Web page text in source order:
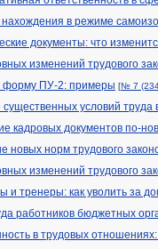
нахождения в режиме
документы: что
изменений трудового
форму ПУ-2: примеры [№ 7
условий труда
кадровых документов по-
новых норм трудового
изменений трудового
и тренеры: как уволить за
работников бюджетных
в трудовых